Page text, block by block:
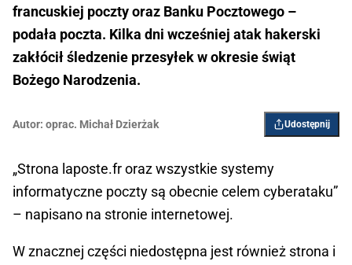
francuskiej poczty oraz Banku Pocztowego –
podała poczta. Kilka dni wcześniej atak hakerski
zakłócił śledzenie przesyłek w okresie świąt
Bożego Narodzenia.
Autor: oprac. Michał Dzierżak Udostępnij
„Strona laposte.fr oraz wszystkie systemy
informatyczne poczty są obecnie celem cyberataku”
– napisano na stronie internetowej.
W znacznej części niedostępna jest również strona i